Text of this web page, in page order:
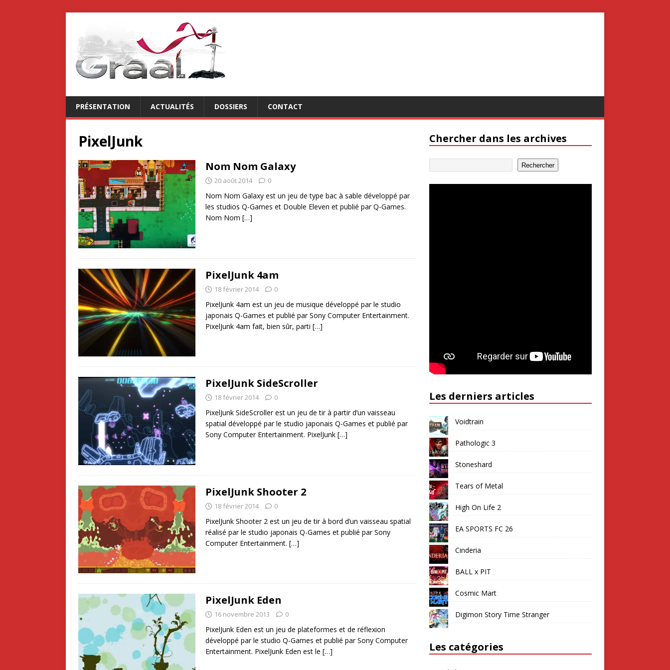
PRÉSENTATION ACTUALITÉS DOSSIERS CONTACT
PixelJunk
Nom Nom Galaxy
20 août 2014 0
Nom Nom Galaxy est un jeu de type bac à sable développé par
les studios Q-Games et Double Eleven et publié par Q-Games.
Nom Nom […]
PixelJunk 4am
18 février 2014 0
PixelJunk 4am est un jeu de musique développé par le studio
japonais Q-Games et publié par Sony Computer Entertainment.
PixelJunk 4am fait, bien sûr, parti […]
PixelJunk SideScroller
18 février 2014 0
PixelJunk SideScroller est un jeu de tir à partir d’un vaisseau
spatial développé par le studio japonais Q-Games et publié par
Sony Computer Entertainment. PixelJunk […]
PixelJunk Shooter 2
18 février 2014 0
PixelJunk Shooter 2 est un jeu de tir à bord d’un vaisseau spatial
réalisé par le studio japonais Q-Games et publié par Sony
Computer Entertainment. […]
PixelJunk Eden
16 novembre 2013 0
PixelJunk Eden est un jeu de plateformes et de réflexion
développé par le studio Q-Games et publié par Sony Computer
Entertainment. PixelJunk Eden est le […]
Chercher dans les archives
Rechercher
Les derniers articles
Voidtrain
Pathologic 3
Stoneshard
Tears of Metal
High On Life 2
EA SPORTS FC 26
Cinderia
BALL x PIT
Cosmic Mart
Digimon Story Time Stranger
Les catégories